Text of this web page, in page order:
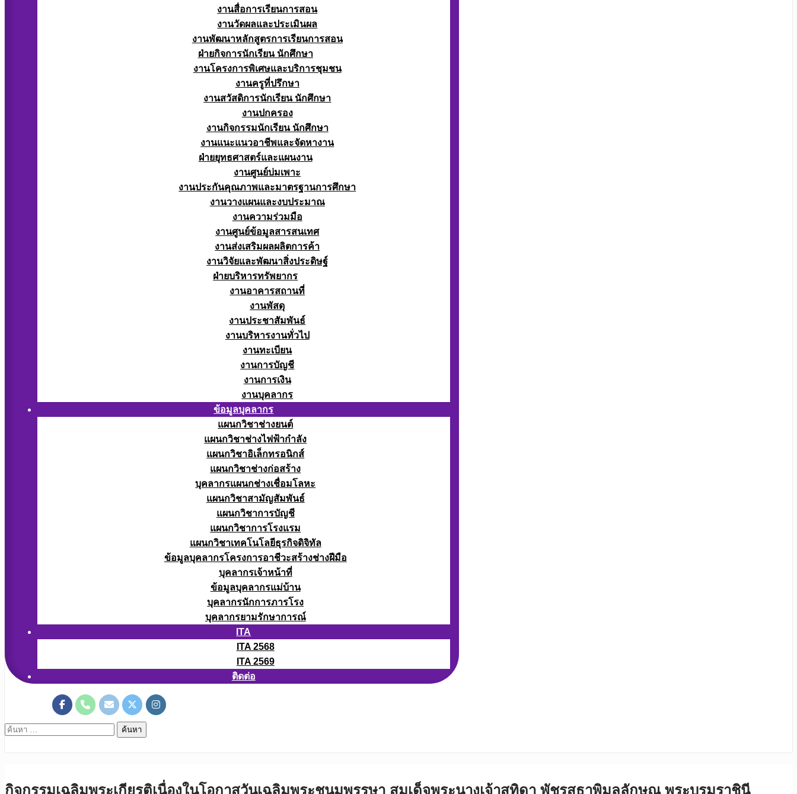
งานสื่อการเรียนการสอน
งานวัดผลและประเมินผล
งานพัฒนาหลักสูตรการเรียนการสอน
ฝ่ายกิจการนักเรียน นักศึกษา
งานโครงการพิเศษและบริการชุมชน
งานครูที่ปรึกษา
งานสวัสดิการนักเรียน นักศึกษา
งานปกครอง
งานกิจกรรมนักเรียน นักศึกษา
งานแนะแนวอาชีพและจัดหางาน
ฝ่ายยุทธศาสตร์และแผนงาน
งานศูนย์บ่มเพาะ
งานประกันคุณภาพและมาตรฐานการศึกษา
งานวางแผนและงบประมาณ
งานความร่วมมือ
งานศูนย์ข้อมูลสารสนเทศ
งานส่งเสริมผลผลิตการค้า
งานวิจัยและพัฒนาสิ่งประดิษฐ์
ฝ่ายบริหารทรัพยากร
งานอาคารสถานที่
งานพัสดุ
งานประชาสัมพันธ์
งานบริหารงานทั่วไป
งานทะเบียน
งานการบัญชี
งานการเงิน
งานบุคลากร
ข้อมูลบุคลากร
แผนกวิชาช่างยนต์
แผนกวิชาช่างไฟฟ้ากำลัง
แผนกวิชาอิเล็กทรอนิกส์
แผนกวิชาช่างก่อสร้าง
บุคลากรแผนกช่างเชื่อมโลหะ
แผนกวิชาสามัญสัมพันธ์
แผนกวิชาการบัญชี
แผนกวิชาการโรงแรม
แผนกวิชาเทคโนโลยีธุรกิจดิจิทัล
ข้อมูลบุคลากรโครงการอาชีวะสร้างช่างฝีมือ
บุคลากรเจ้าหน้าที่
ข้อมูลบุคลากรแม่บ้าน
บุคลากรนักการภารโรง
บุคลากรยามรักษาการณ์
ITA
ITA 2568
ITA 2569
ติดต่อ
ค้นหา
กิจกรรมเฉลิมพระเกียรติเนื่องในโอกาสวันเฉลิมพระชนมพรรษา สมเด็จพระนางเจ้าสุทิดา พัชรสุธาพิมลลักษณ พระบรมราชินี